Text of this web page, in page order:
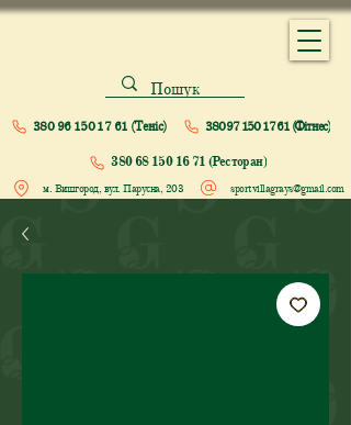
380 96 150 17 61 (Теніс)
sportvillagrays@gmail.com
380 97 150 17 61 (Фітнес)
м. Вишгород, вул. Парусна, 203
380 68 150 16 71 (Ресторан)